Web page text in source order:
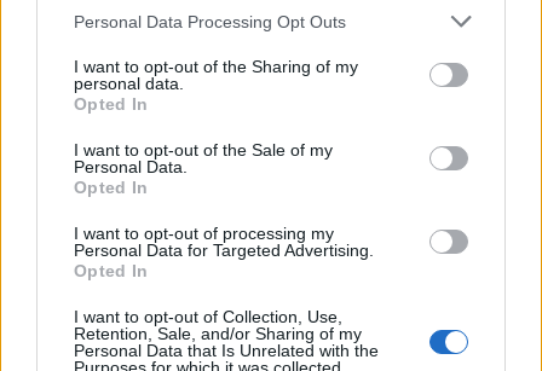
Personal Data Processing Opt Outs
I want to opt-out of the Sharing of my
personal data.
Opted In
I want to opt-out of the Sale of my
Personal Data.
Opted In
I want to opt-out of processing my
Personal Data for Targeted Advertising.
Opted In
I want to opt-out of Collection, Use,
Retention, Sale, and/or Sharing of my
Personal Data that Is Unrelated with the
02.03.17. 09:51
'Lud sam za tramvajima i imam savršen plan'
Saznaj više